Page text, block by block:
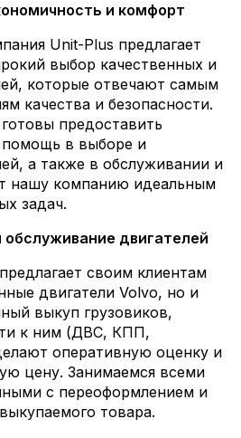
и комфорт
Unit-Plus предлагает
выбор качественных и
которые отвечают самым
качества и безопасности.
предоставить
в выборе и
а также в обслуживании и
нашу компанию идеальным
задач.
обслуживание двигателей
своим клиентам
двигатели Volvo, но и
выкуп грузовиков,
к ним (ДВС, КПП,
оперативную оценку и
цену. Занимаемся всеми
с переоформлением и
товара.